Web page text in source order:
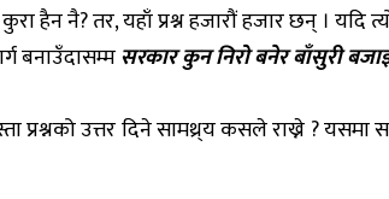
तर, यहाँ प्रश्न हजारौं हजार छन् । यदि
बनाउँदासम्मसरकार कुन निरो बनेर बाँसुरी
उत्तर दिने सामथ्र्य कसले राख्ने ?